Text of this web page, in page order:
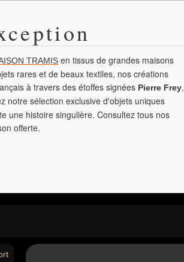
TRAMIS en tissus de grandes maisons
rares et de beaux textiles, nos créations
à travers des étoffes signées Pierre Frey,
notre sélection exclusive d'objets uniques
une histoire singulière. Consultez tous nos
offerte.